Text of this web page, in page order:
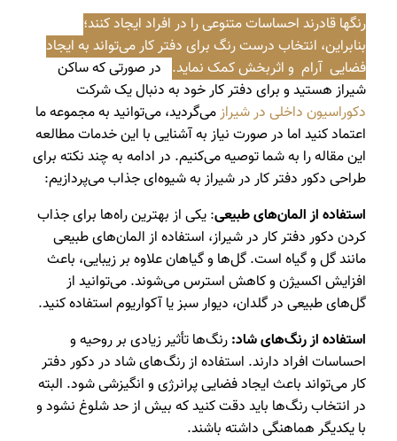
رنگها قادرند احساسات متنوعی را در افراد ایجاد کنند؛
بنابراین، انتخاب درست رنگ برای دفتر کار می‌تواند به ایجاد
فضایی آرام و اثربخش کمک نماید. در صورتی که ساکن
شیراز هستید و برای دفتر کار خود به دنبال یک شرکت
دکوراسیون داخلی در شیرازمی‌گردید، می‌توانید به مجموعه ما
اعتماد کنید اما در صورت نیاز به آشنایی با این خدمات مطالعه
این مقاله را به شما توصیه می‌کنیم. در ادامه به چند نکته برای
طراحی دکور دفتر کار در شیراز به شیوه‌ای جذاب می‌پردازیم:
استفاده از المان‌های طبیعی: یکی از بهترین راه‌ها برای جذاب
کردن دکور دفتر کار در شیراز، استفاده از المان‌های طبیعی
مانند گل و گیاه است. گل‌ها و گیاهان علاوه بر زیبایی، باعث
افزایش اکسیژن و کاهش استرس می‌شوند. می‌توانید از
گل‌های طبیعی در گلدان، دیوار سبز یا آکواریوم استفاده کنید.
استفاده از رنگ‌های شاد: رنگ‌ها تأثیر زیادی بر روحیه و
احساسات افراد دارند. استفاده از رنگ‌های شاد در دکور دفتر
کار می‌تواند باعث ایجاد فضایی پرانرژی و انگیزشی شود. البته
در انتخاب رنگ‌ها باید دقت کنید که بیش از حد شلوغ نشود و
با یکدیگر هماهنگی داشته باشند.